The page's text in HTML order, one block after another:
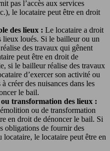
pas l’accès aux services
le locataire peut être en droit
des lieux : Le locataire a droit
lieux loués. Si le bailleur ou un
des travaux qui gênent
peut être en droit de
si le bailleur réalise des travaux
d’exercer son activité ou
créer des nuisances dans les
le bail.
transformation des lieux :
ou de transformation
en droit de dénoncer le bail. Si
obligations de fournir des
locataire, le locataire peut être en